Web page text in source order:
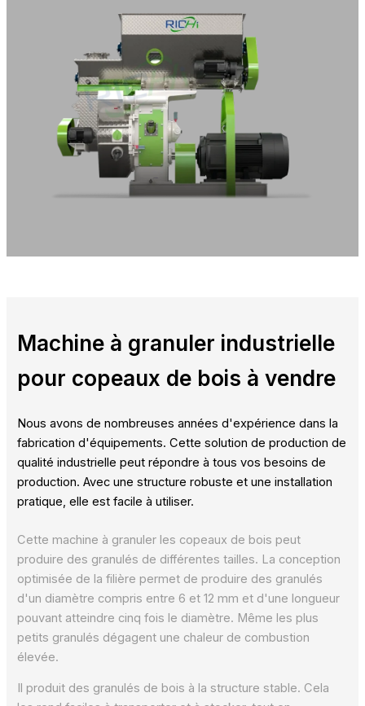
Machine à granuler industrielle
pour copeaux de bois à vendre
Nous avons de nombreuses années d'expérience dans la
fabrication d'équipements. Cette solution de production de
qualité industrielle peut répondre à tous vos besoins de
production. Avec une structure robuste et une installation
pratique, elle est facile à utiliser.
Cette machine à granuler les copeaux de bois peut
produire des granulés de différentes tailles. La conception
optimisée de la filière permet de produire des granulés
d'un diamètre compris entre 6 et 12 mm et d'une longueur
pouvant atteindre cinq fois le diamètre. Même les plus
petits granulés dégagent une chaleur de combustion
élevée.
Il produit des granulés de bois à la structure stable. Cela